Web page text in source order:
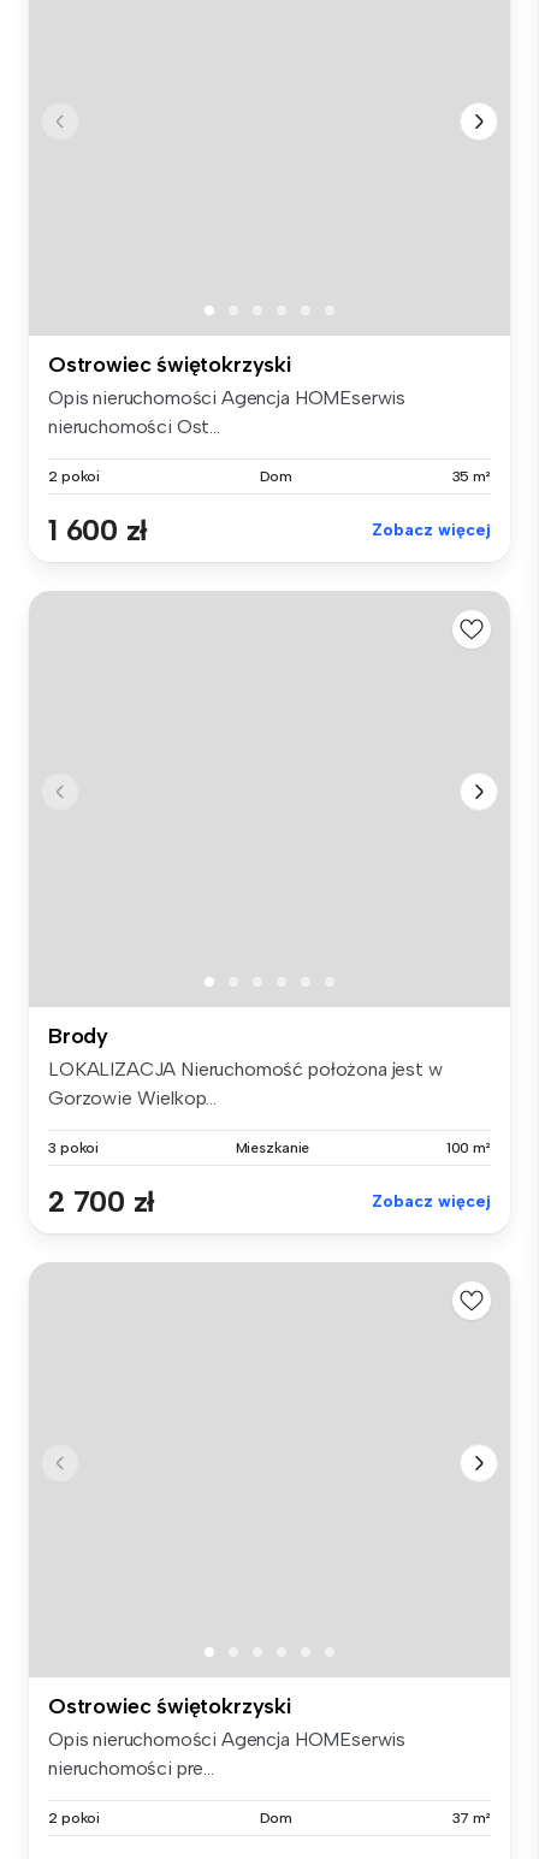
Ostrowiec świętokrzyski
Opis nieruchomości Agencja HOMEserwis
nieruchomości Ost...
2 pokoi Dom 35 m²
1 600 zł Zobacz więcej
Brody
LOKALIZACJA Nieruchomość położona jest w
Gorzowie Wielkop...
3 pokoi Mieszkanie 100 m²
2 700 zł Zobacz więcej
Ostrowiec świętokrzyski
Opis nieruchomości Agencja HOMEserwis
nieruchomości pre...
2 pokoi Dom 37 m²